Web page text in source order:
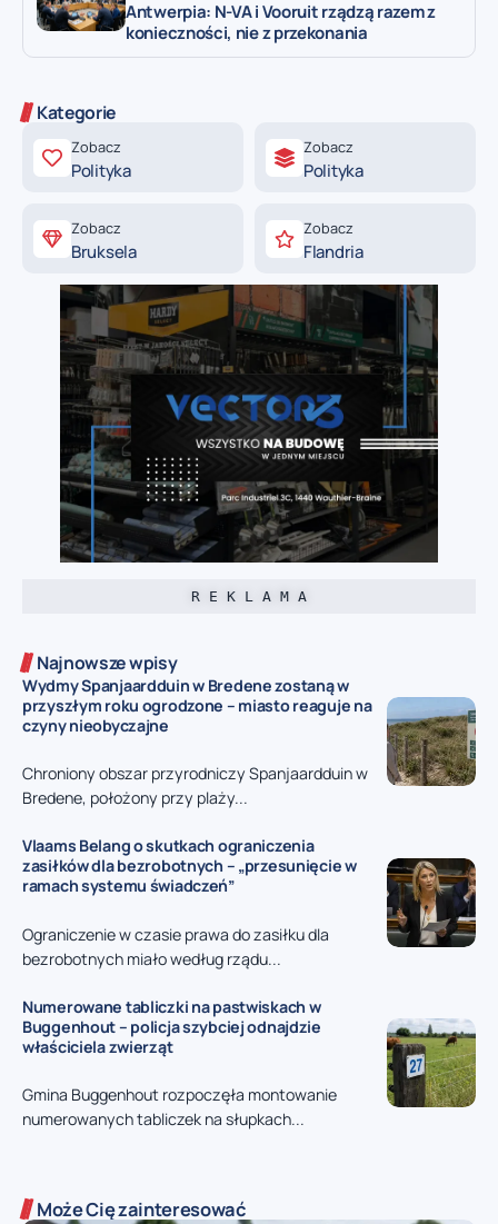
Antwerpia: N-VA i Vooruit rządzą razem z
konieczności, nie z przekonania
Kategorie
Zobacz
Polityka
Zobacz
Polityka
Zobacz
Bruksela
Zobacz
Flandria
R E K L A M A
Najnowsze wpisy
Wydmy Spanjaardduin w Bredene zostaną w
przyszłym roku ogrodzone – miasto reaguje na
czyny nieobyczajne
Chroniony obszar przyrodniczy Spanjaardduin w
Bredene, położony przy plaży...
Vlaams Belang o skutkach ograniczenia
zasiłków dla bezrobotnych – „przesunięcie w
ramach systemu świadczeń”
Ograniczenie w czasie prawa do zasiłku dla
bezrobotnych miało według rządu...
Numerowane tabliczki na pastwiskach w
Buggenhout – policja szybciej odnajdzie
właściciela zwierząt
Gmina Buggenhout rozpoczęła montowanie
numerowanych tabliczek na słupkach...
Może Cię zainteresować